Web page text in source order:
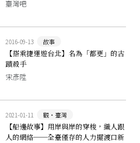
臺灣吧
2016-09-13 故事
【搭乘捷運遊台北】名為「都更」的古
蹟殺手
宋彥陞
2021-01-11 觀‧臺灣
【船邊故事】用岸與岸的穿梭，織人跟
人的網絡──全臺僅存的人力擺渡口新